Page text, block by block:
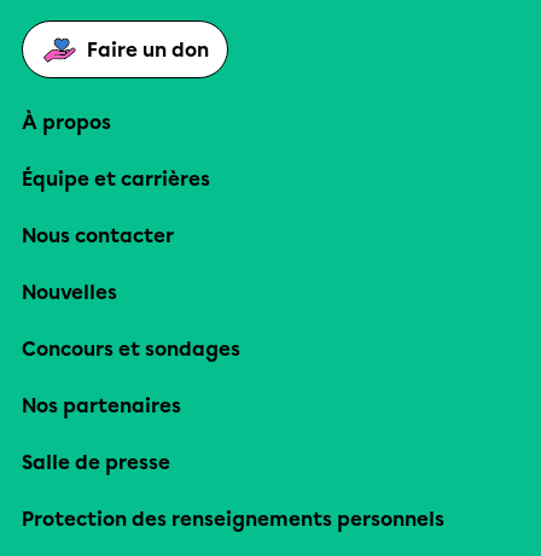
Faire un don
À propos
Équipe et carrières
Nous contacter
Nouvelles
Concours et sondages
Nos partenaires
Salle de presse
Protection des renseignements personnels